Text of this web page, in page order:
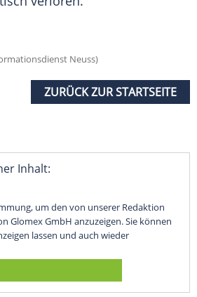
Neuss)
ZURÜCK ZUR STARTSEITE
Inhalt:
um den von unserer Redaktion
Glomex GmbH anzuzeigen. Sie können
lassen und auch wieder